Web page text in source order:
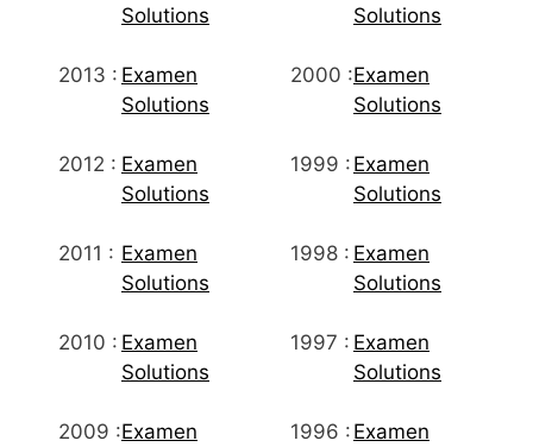
Solutions
2013 : Examen
Solutions
2012 : Examen
Solutions
2011 : Examen
Solutions
2010 : Examen
Solutions
2009 :Examen
Solutions
2000 :Examen
Solutions
1999 : Examen
Solutions
1998 : Examen
Solutions
1997 : Examen
Solutions
1996 : Examen